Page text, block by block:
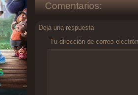
Comentarios:
Deja una respuesta
Tu dirección de correo